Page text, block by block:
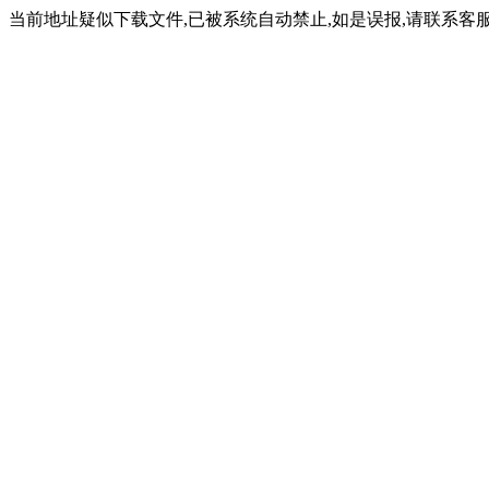
当前地址疑似下载文件,已被系统自动禁止,如是误报,请联系客